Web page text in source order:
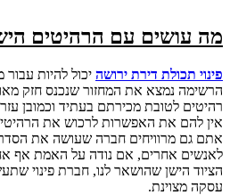
מה עושים עם הרהיטים
פינוי תכולת דירת ירושה יכול להיות
הרשימה נמצא את המחזור שנכנס חזק
רהיטים לטובת מכירתם בעתיד וכמובן
אין להם את האפשרות לרכוש את
אתם גם מרוויחים חברה שעושה את הסדר
לאנשים אחרים, אם נודה על האמת אף
הציוד הישן שהושאר לנו, חברת פינוי
עסקה מצוינת.